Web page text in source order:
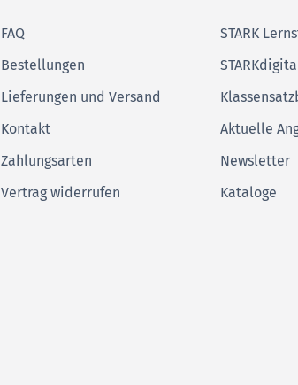
FAQ
Bestellungen
Lieferungen und Versand
Kontakt
Zahlungsarten
Vertrag widerrufen
STARK
Aktuelle
Newsletter
Kataloge